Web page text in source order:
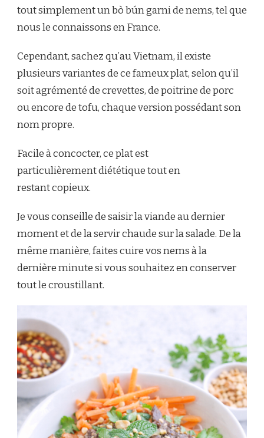
BO
BUN
CROQUANT
ET
tout simplement un bò bún garni de nems, tel que
nous le connaissons en France.
Cependant, sachez qu’au Vietnam, il existe
plusieurs variantes de ce fameux plat, selon qu’il
soit agrémenté de crevettes, de poitrine de porc
ou encore de tofu, chaque version possédant son
nom propre.
Facile à concocter, ce plat est
particulièrement diététique tout en
restant copieux.
Je vous conseille de saisir la viande au dernier
moment et de la servir chaude sur la salade. De la
même manière, faites cuire vos nems à la
dernière minute si vous souhaitez en conserver
tout le croustillant.